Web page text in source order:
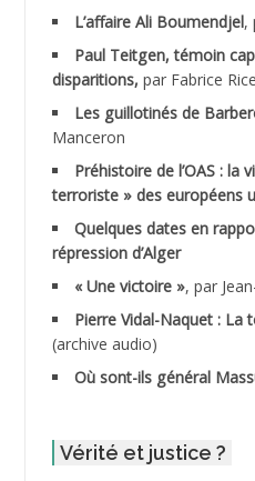
ADALMI
ADANE Ramdane *
ADDAD
ADDALA Boualem*
ADDANE
ADDECHE Rachid
ADELIOUAT Vve AIT SAADA
L’affaire Ali Boumendjel,
Paul Teitgen, témoin
disparitions, par Fabrice
Les guillotinés de
Manceron
Préhistoire de l’OAS : la
terroriste » des européens
Quelques dates en
répression d’Alger
« Une victoire », par
Pierre Vidal-Naquet : La
(archive audio)
Où sont-ils général
Vérité et justice ?